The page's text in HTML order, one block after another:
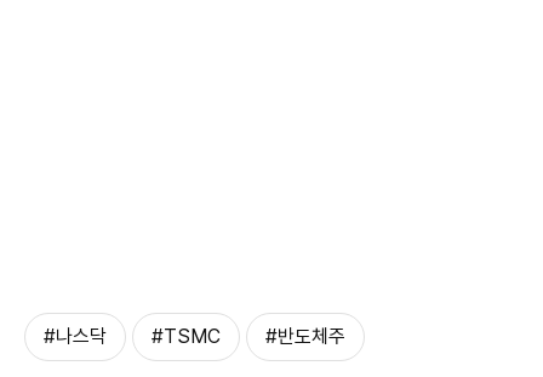
#나스닥 #TSMC #반도체주